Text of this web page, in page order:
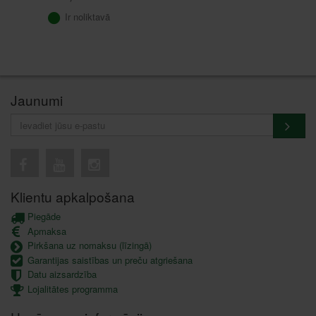
Ir noliktavā
Jaunumi
Klientu apkalpošana
Piegāde
Apmaksa
Pirkšana uz nomaksu (līzingā)
Garantijas saistības un preču atgriešana
Datu aizsardzība
Lojalitātes programma